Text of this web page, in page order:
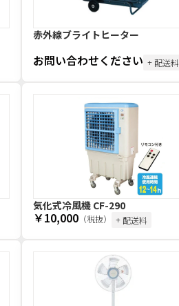
赤外線ブライトヒーター
お問い合わせください + 配送料
気化式冷風機 CF-290
￥10,000（税抜） + 配送料